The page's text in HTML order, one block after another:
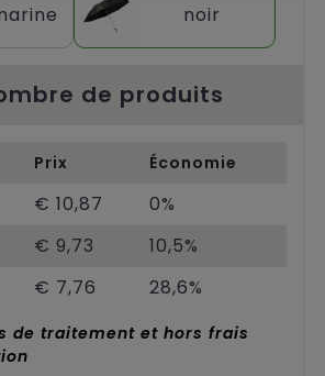
noir
de produits
Prix Économie
€ 10,87
0%
€ 9,73
10,5%
€ 7,76 28,6%
de traitement et hors frais